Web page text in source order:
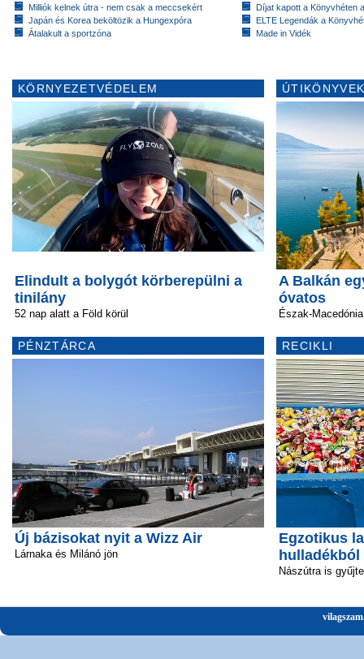
Milliók kelnek útra - nem csak a meccsekért
Japán és Korea beköltözik a Hungexpóra
Átalakult a sportzóna
Díjat kapott a Könyvhéten
ELTE Legendák a
Made in Vidék
KÖRNYEZETVÉDELEM
Elindult a bolygót körberepülni a
tinilány
52 nap alatt a Föld körül
PÉNZTÁRCA
Új bázisokat nyit a Wizz Air
Lárnaka és Milánó jön
A Balkán
óvatos
Észak-
RECIKLI
Egzotikus
hulladékból
Nászútra is